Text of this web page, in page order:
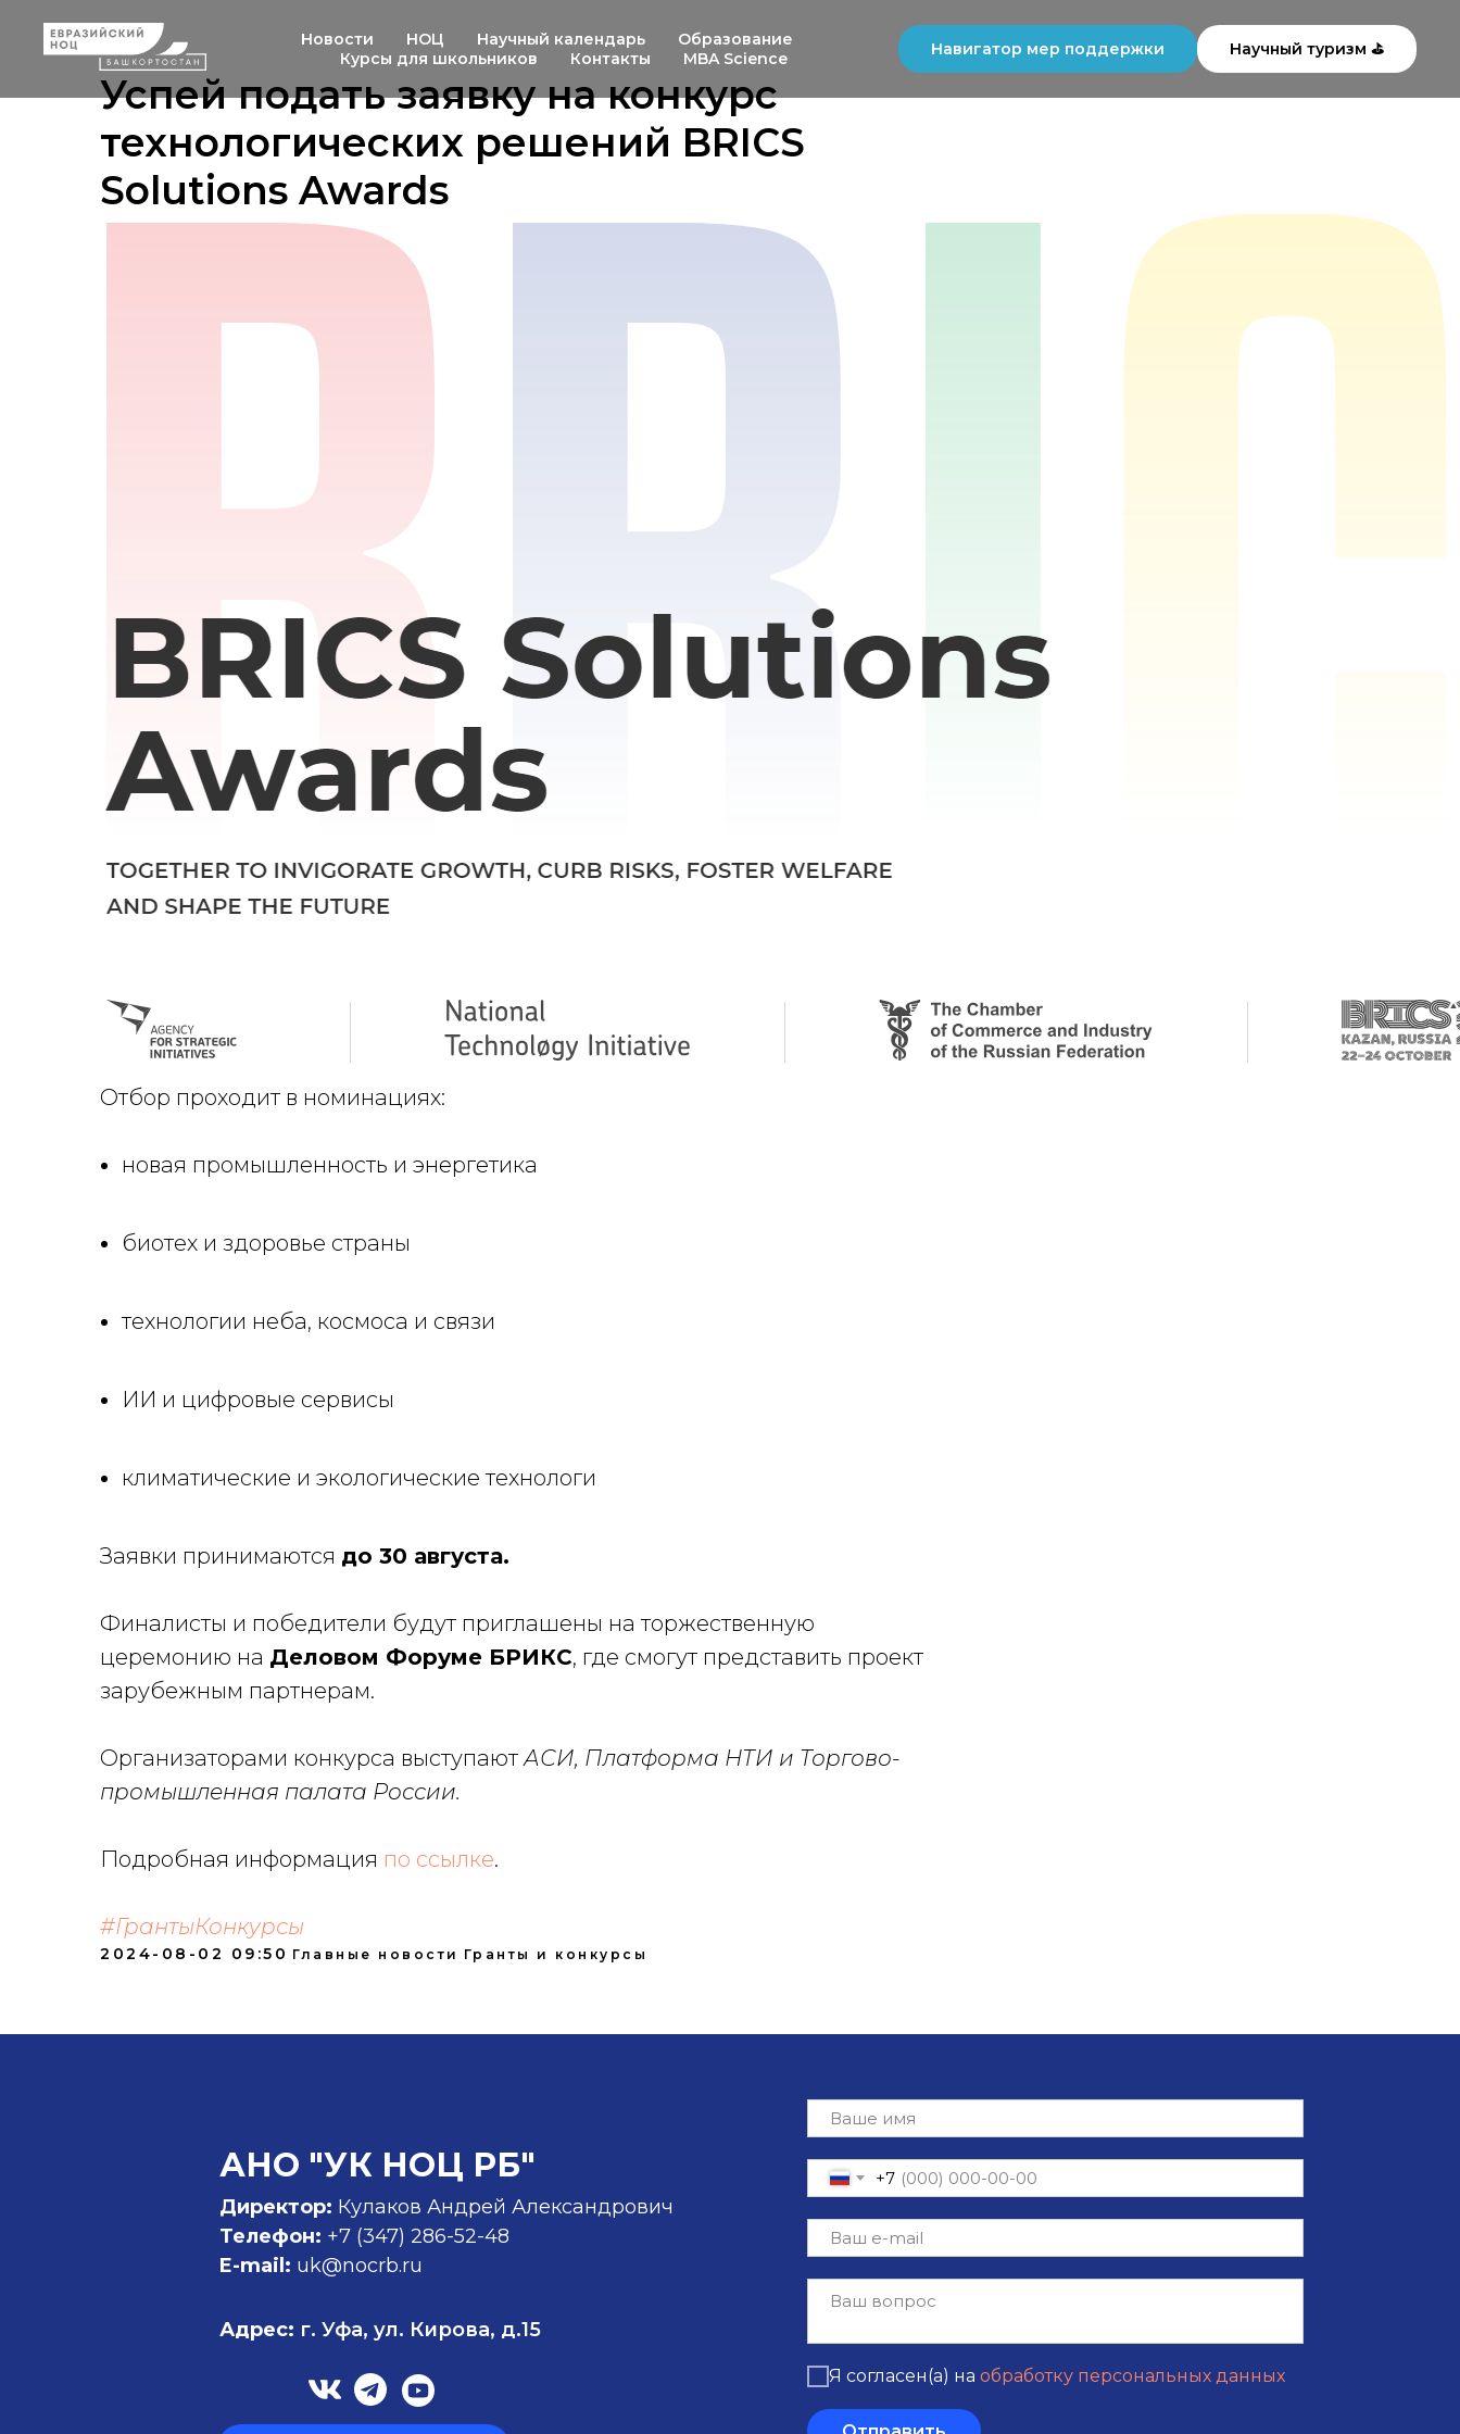
Новости НОЦ Научный календарь
Образование
Курсы для школьников
Контакты MBA Science
Навигатор мер поддержки Научный туризм ⛳
Успей подать заявку на конкурс
технологических решений BRICS
Solutions Awards
Отбор проходит в номинациях:
новая промышленность и энергетика
биотех и здоровье страны
технологии неба, космоса и связи
ИИ и цифровые сервисы
климатические и экологические технологи
Заявки принимаются до 30 августа.
Финалисты и победители будут приглашены на торжественную
церемонию на Деловом Форуме БРИКС, где смогут представить проект
зарубежным партнерам.
Организаторами конкурса выступаютАСИ, Платформа НТИ и Торгово-
промышленная палата России.
Подробная информация по ссылке.
#ГрантыКонкурсы
2024-08-02 09:50 Главные новости Гранты и конкурсы
+7
Я согласен(а) на обработку персональных данных
АНО "УК НОЦ РБ"
Директор: Кулаков Андрей Александрович
Телефон: +7 (347) 286-52-48
E-mail: uk@nocrb.ru
Адрес: г. Уфа, ул. Кирова, д.15